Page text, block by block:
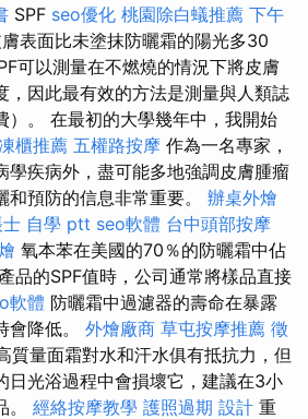
SPF seo優化 桃園除白蟻推薦 下午
表面比未塗抹防曬霜的陽光多30
可以測量在不燃燒的情況下將皮膚
，因此最有效的方法是測量與人類誌
）。 在最初的大學幾年中，我開始
櫃推薦 五權路按摩 作為一名專家，
學疾病外，盡可能多地強調皮膚腫瘤
和預防的信息非常重要。 辦桌外燴
士 自學 ptt seo軟體 台中頭部按摩
氧本苯在美國的70％的防曬霜中佔
品的SPF值時，公司通常將樣品直接
軟體 防曬霜中過濾器的壽命在暴露
會降低。 外燴廠商 草屯按摩推薦 徵
質量面霜對水和汗水俱有抵抗力，但
日光浴過程中會損壞它，建議在3小
。 經絡按摩教學 護照過期 設計 重